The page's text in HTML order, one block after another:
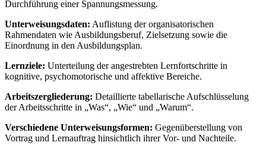
Durchführung einer Spannungsmessung.
Unterweisungsdaten: Auflistung der organisatorischen
Rahmendaten wie Ausbildungsberuf, Zielsetzung sowie die
Einordnung in den Ausbildungsplan.
Lernziele: Unterteilung der angestrebten Lernfortschritte in
kognitive, psychomotorische und affektive Bereiche.
Arbeitszergliederung: Detaillierte tabellarische Aufschlüsselung
der Arbeitsschritte in „Was“, „Wie“ und „Warum“.
Verschiedene Unterweisungsformen: Gegenüberstellung von
Vortrag und Lernauftrag hinsichtlich ihrer Vor- und Nachteile.